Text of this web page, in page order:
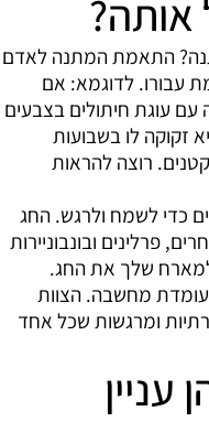
אותה?
התאמת המתנה לאדם
עבורו. לדוגמא: אם
עוגת חיתולים בצבעים
זקוקה לו בשבועות
רוצה להראות
כדי לשמח ולרגש. החג
פרלינים ובונבוניירות
למארח שלך את החג.
עומדת מחשבה. הצוות
ומרגשות שכל אחד